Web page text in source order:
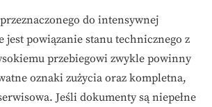
do intensywnej
jest powiązanie stanu technicznego z
przebiegowi zwykle powinny
oznaki zużycia oraz kompletna,
Jeśli dokumenty są niepełne